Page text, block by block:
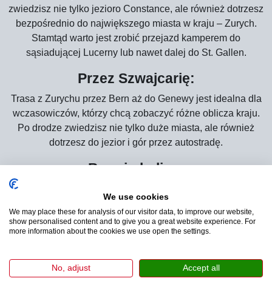
zwiedzisz nie tylko jezioro Constance, ale również dotrzesz
bezpośrednio do największego miasta w kraju – Zurych.
Stamtąd warto jest zrobić przejazd kamperem do
sąsiadującej Lucerny lub nawet dalej do St. Gallen.
Przez Szwajcarię:
Trasa z Zurychu przez Bern aż do Genewy jest idealna dla
wczasowiczów, którzy chcą zobaczyć różne oblicza kraju.
Po drodze zwiedzisz nie tylko duże miasta, ale również
dotrzesz do jezior i gór przez autostradę.
Bern i okolice:
Ze względu na swoją lokalizację, z miasta Bern możesz
odkryć różne regiony Szwajcarii. Z jednej strony, możesz
szybko dotrzeć do francuskojęzycznej części kraju, ale w
ciągu kilku godzin można również dotrzeć do różnorodnych
Zurych – Lugano:
We use cookies
We may place these for analysis of our visitor data, to improve our website,
show personalised content and to give you a great website experience. For
more information about the cookies we use open the settings.
No, adjust Accept all